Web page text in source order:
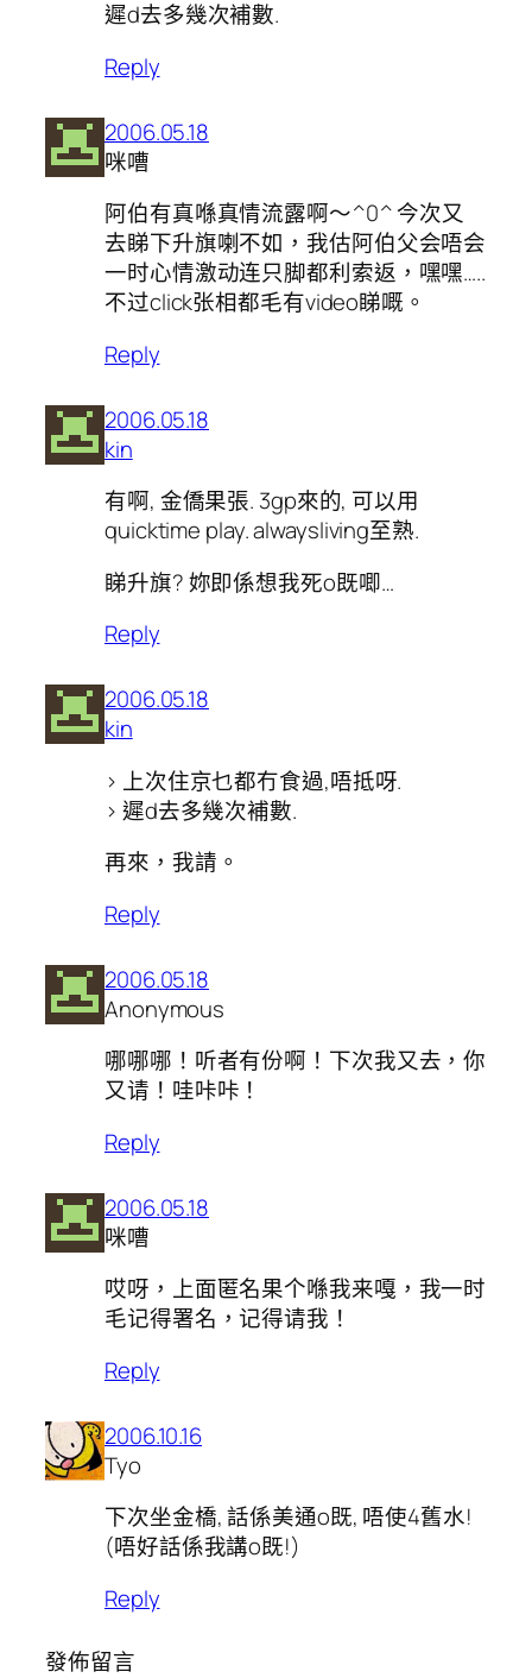
遲d去多幾次補數.
Reply
2006.05.18
咪嘈
阿伯有真喺真情流露啊～^0^ 今次又
去睇下升旗喇不如，我估阿伯父会唔会
一时心情激动连只脚都利索返，嘿嘿…..
不过click张相都毛有video睇嘅。
Reply
2006.05.18
kin
有啊, 金僑果張. 3gp來的, 可以用
quicktime play. alwaysliving至熟.
睇升旗? 妳即係想我死o既唧…
Reply
2006.05.18
kin
> 上次住京乜都冇食過,唔抵呀.
> 遲d去多幾次補數.
再來，我請。
Reply
2006.05.18
Anonymous
哪哪哪！听者有份啊！下次我又去，你
又请！哇咔咔！
Reply
2006.05.18
咪嘈
哎呀，上面匿名果个喺我来嘎，我一时
毛记得署名，记得请我！
Reply
2006.10.16
Tyo
下次坐金橋, 話係美通o既, 唔使4舊水!
(唔好話係我講o既!)
Reply
發佈留言